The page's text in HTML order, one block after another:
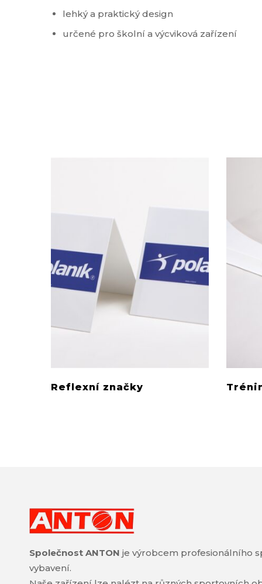
lehký a praktický design
určené pro školní a výcviková zařízení
Reflexní značky
Společnost ANTON je výrobcem profesionálního
vybavení.